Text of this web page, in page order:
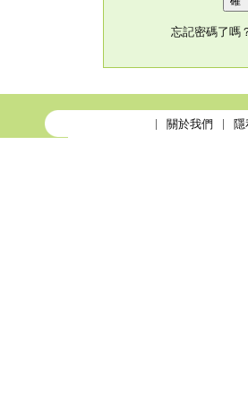
忘記密碼了嗎
關於我們